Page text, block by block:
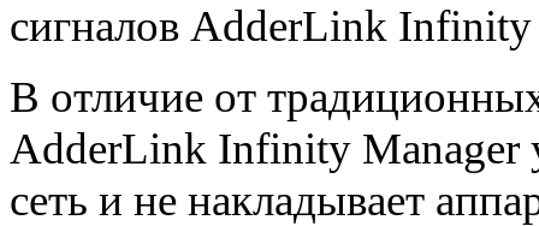
сигналов AdderLink
В отличие от
AdderLink Infinity Manager
сеть и не накладывает